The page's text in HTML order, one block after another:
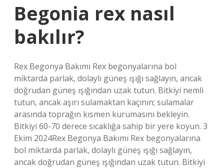
Begonia rex nasıl
bakılır?
Rex Begonya Bakımı Rex begonyalarına bol
miktarda parlak, dolaylı güneş ışığı sağlayın, ancak
doğrudan güneş ışığından uzak tutun. Bitkiyi nemli
tutun, ancak aşırı sulamaktan kaçının; sulamalar
arasında toprağın kısmen kurumasını bekleyin.
Bitkiyi 60-70 derece sıcaklığa sahip bir yere koyun. 3
Ekim 2024Rex Begonya Bakımı Rex begonyalarına
bol miktarda parlak, dolaylı güneş ışığı sağlayın,
ancak doğrudan güneş ışığından uzak tutun. Bitkiyi